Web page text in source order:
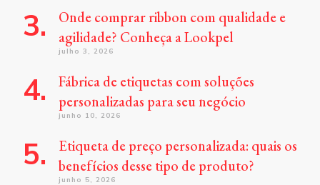
Onde comprar ribbon com qualidade e
agilidade? Conheça a Lookpel
julho 3, 2026
Fábrica de etiquetas com soluções
personalizadas para seu negócio
junho 10, 2026
Etiqueta de preço personalizada: quais os
benefícios desse tipo de produto?
junho 5, 2026